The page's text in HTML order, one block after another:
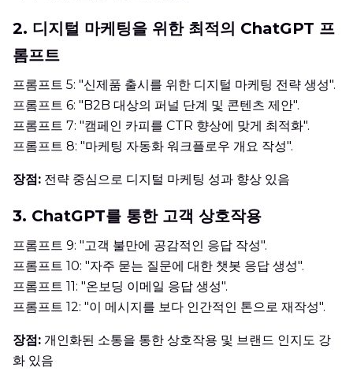
2. 디지털 마케팅을 위한 최적의 ChatGPT 프
롬프트
프롬프트 5: "신제품 출시를 위한 디지털 마케팅 전략 생성".
프롬프트 6: "B2B 대상의 퍼널 단계 및 콘텐츠 제안".
프롬프트 7: "캠페인 카피를 CTR 향상에 맞게 최적화".
프롬프트 8: "마케팅 자동화 워크플로우 개요 작성".
장점: 전략 중심으로 디지털 마케팅 성과 향상 있음
3. ChatGPT를 통한 고객 상호작용
프롬프트 9: "고객 불만에 공감적인 응답 작성".
프롬프트 10: "자주 묻는 질문에 대한 챗봇 응답 생성".
프롬프트 11: "온보딩 이메일 응답 생성".
프롬프트 12: "이 메시지를 보다 인간적인 톤으로 재작성".
장점: 개인화된 소통을 통한 상호작용 및 브랜드 인지도 강
화 있음